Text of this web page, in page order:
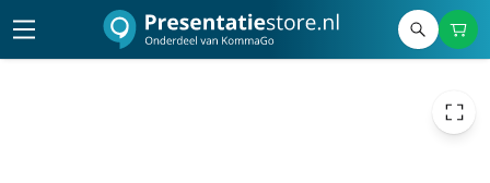
1.449,00 excl. btw
1.753,29 incl. btw